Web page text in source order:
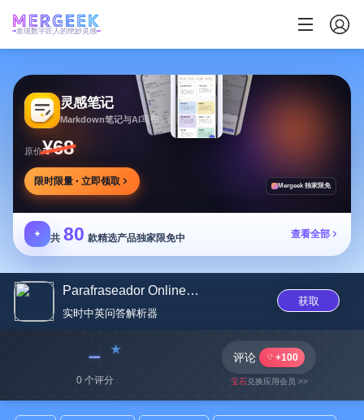
发现数字匠人的绝妙灵感
灵感笔记
Markdown笔记与AI写作，多方式整理同步笔记
原价¥68
限时限量 · 立即领取 Mergeek 独家限免
✦ 共 80 款精选产品独家限免中 查看全部
Parafraseador Online Gratis
实时中英问答解析器
获取
﹣
0 个评分
评论 +100
宝石兑换应用会员 >>